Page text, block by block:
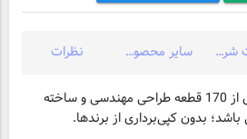
اطلاعات شرکت سایر محصولات شرکت نظرات
این آباژور دکوراتیو با بیش از 170 قطعه طراحی مهندسی‌ و ساخته
بدون کپی‌برداری از برندها.